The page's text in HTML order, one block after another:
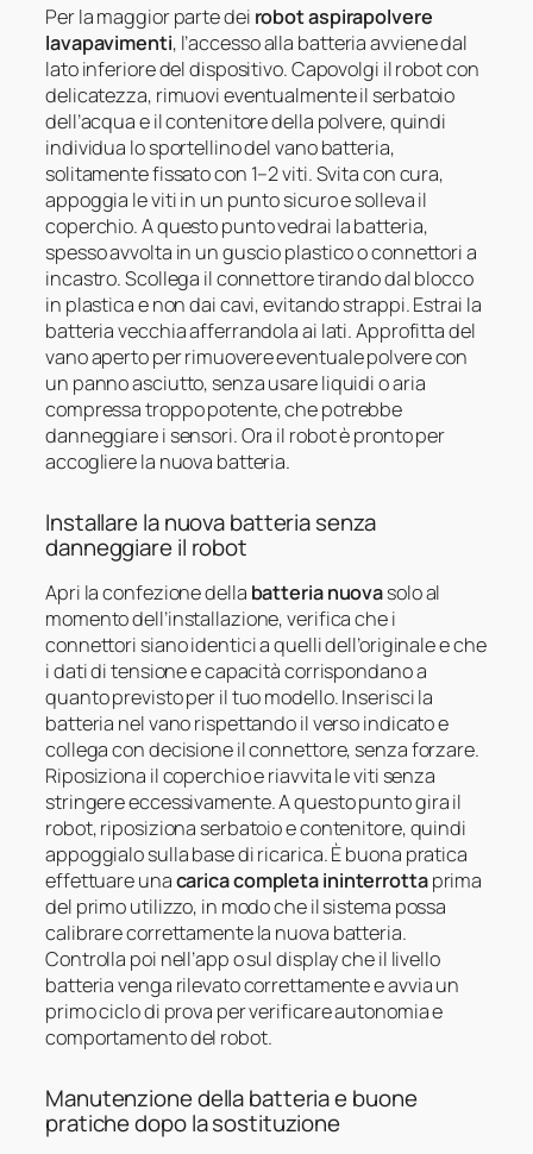
Per la maggior parte dei robot aspirapolvere
lavapavimenti, l’accesso alla batteria avviene dal
lato inferiore del dispositivo. Capovolgi il robot con
delicatezza, rimuovi eventualmente il serbatoio
dell’acqua e il contenitore della polvere, quindi
individua lo sportellino del vano batteria,
solitamente fissato con 1–2 viti. Svita con cura,
appoggia le viti in un punto sicuro e solleva il
coperchio. A questo punto vedrai la batteria,
spesso avvolta in un guscio plastico o connettori a
incastro. Scollega il connettore tirando dal blocco
in plastica e non dai cavi, evitando strappi. Estrai la
batteria vecchia afferrandola ai lati. Approfitta del
vano aperto per rimuovere eventuale polvere con
un panno asciutto, senza usare liquidi o aria
compressa troppo potente, che potrebbe
danneggiare i sensori. Ora il robot è pronto per
accogliere la nuova batteria.
Installare la nuova batteria senza
danneggiare il robot
Apri la confezione della batteria nuovasolo al
momento dell’installazione, verifica che i
connettori siano identici a quelli dell’originale e che
i dati di tensione e capacità corrispondano a
quanto previsto per il tuo modello. Inserisci la
batteria nel vano rispettando il verso indicato e
collega con decisione il connettore, senza forzare.
Riposiziona il coperchio e riavvita le viti senza
stringere eccessivamente. A questo punto gira il
robot, riposiziona serbatoio e contenitore, quindi
appoggialo sulla base di ricarica. È buona pratica
effettuare unacarica completa ininterrottaprima
del primo utilizzo, in modo che il sistema possa
calibrare correttamente la nuova batteria.
Controlla poi nell’app o sul display che il livello
batteria venga rilevato correttamente e avvia un
primo ciclo di prova per verificare autonomia e
comportamento del robot.
Manutenzione della batteria e buone
pratiche dopo la sostituzione